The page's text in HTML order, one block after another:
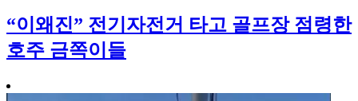
“이왜진” 전기자전거 타고 골프장 점령한
호주 금쪽이들